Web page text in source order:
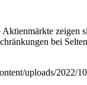
zeigen
bei
uploads/2022/